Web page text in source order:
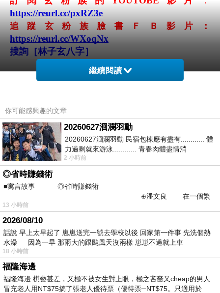
https://reurl.cc/pxRZ3e
追蹤玄粉族臉書ＦＢ影片：
https://reurl.cc/WXoqNx
搜詢［林子玄八字］
整理最近--林子玄👍精彩10部，＜風水知識＞懶人包
┗━━━━━━━━━━━━━━━┛
✪服務項目✪(需先預約)
⇢八字算命(流年運) ⇢八字教學(速成班) ⇢嬰兒取名
📞連絡林子玄老師
⇢微信：vivian040788
#開運物 #招財物 #居家風水
👇訊息不漏接👇
繼續閱讀
你可能感興趣的文章
20260627洄瀾羽動
20260627洄瀾羽動 民宿包棟應有盡有............ 體
力過剩就來游泳............ 青春肉體盡情消
磨............ 晚餐不必
2 小時前
◎省時賺錢術
■寓言故事 ◎省時賺錢術
⊕潘文良 在一個繁
華的商業街上，有兩家傳統
13 小時前
2026/08/10
話說 早上太早起了 崽崽送完一號去學校以後 回家第一件事 先洗個熱
水澡 因為一早 那雨大的跟颱風天沒兩樣 崽崽不過就上車
18 小時前
福隆海邊
福隆海邊 棋藝甚差，又極不被女生對上眼，極之吝嗇又cheap的男人
冒充老人用NT$75搞了張老人優待票（優待票─NT$75。只適用於